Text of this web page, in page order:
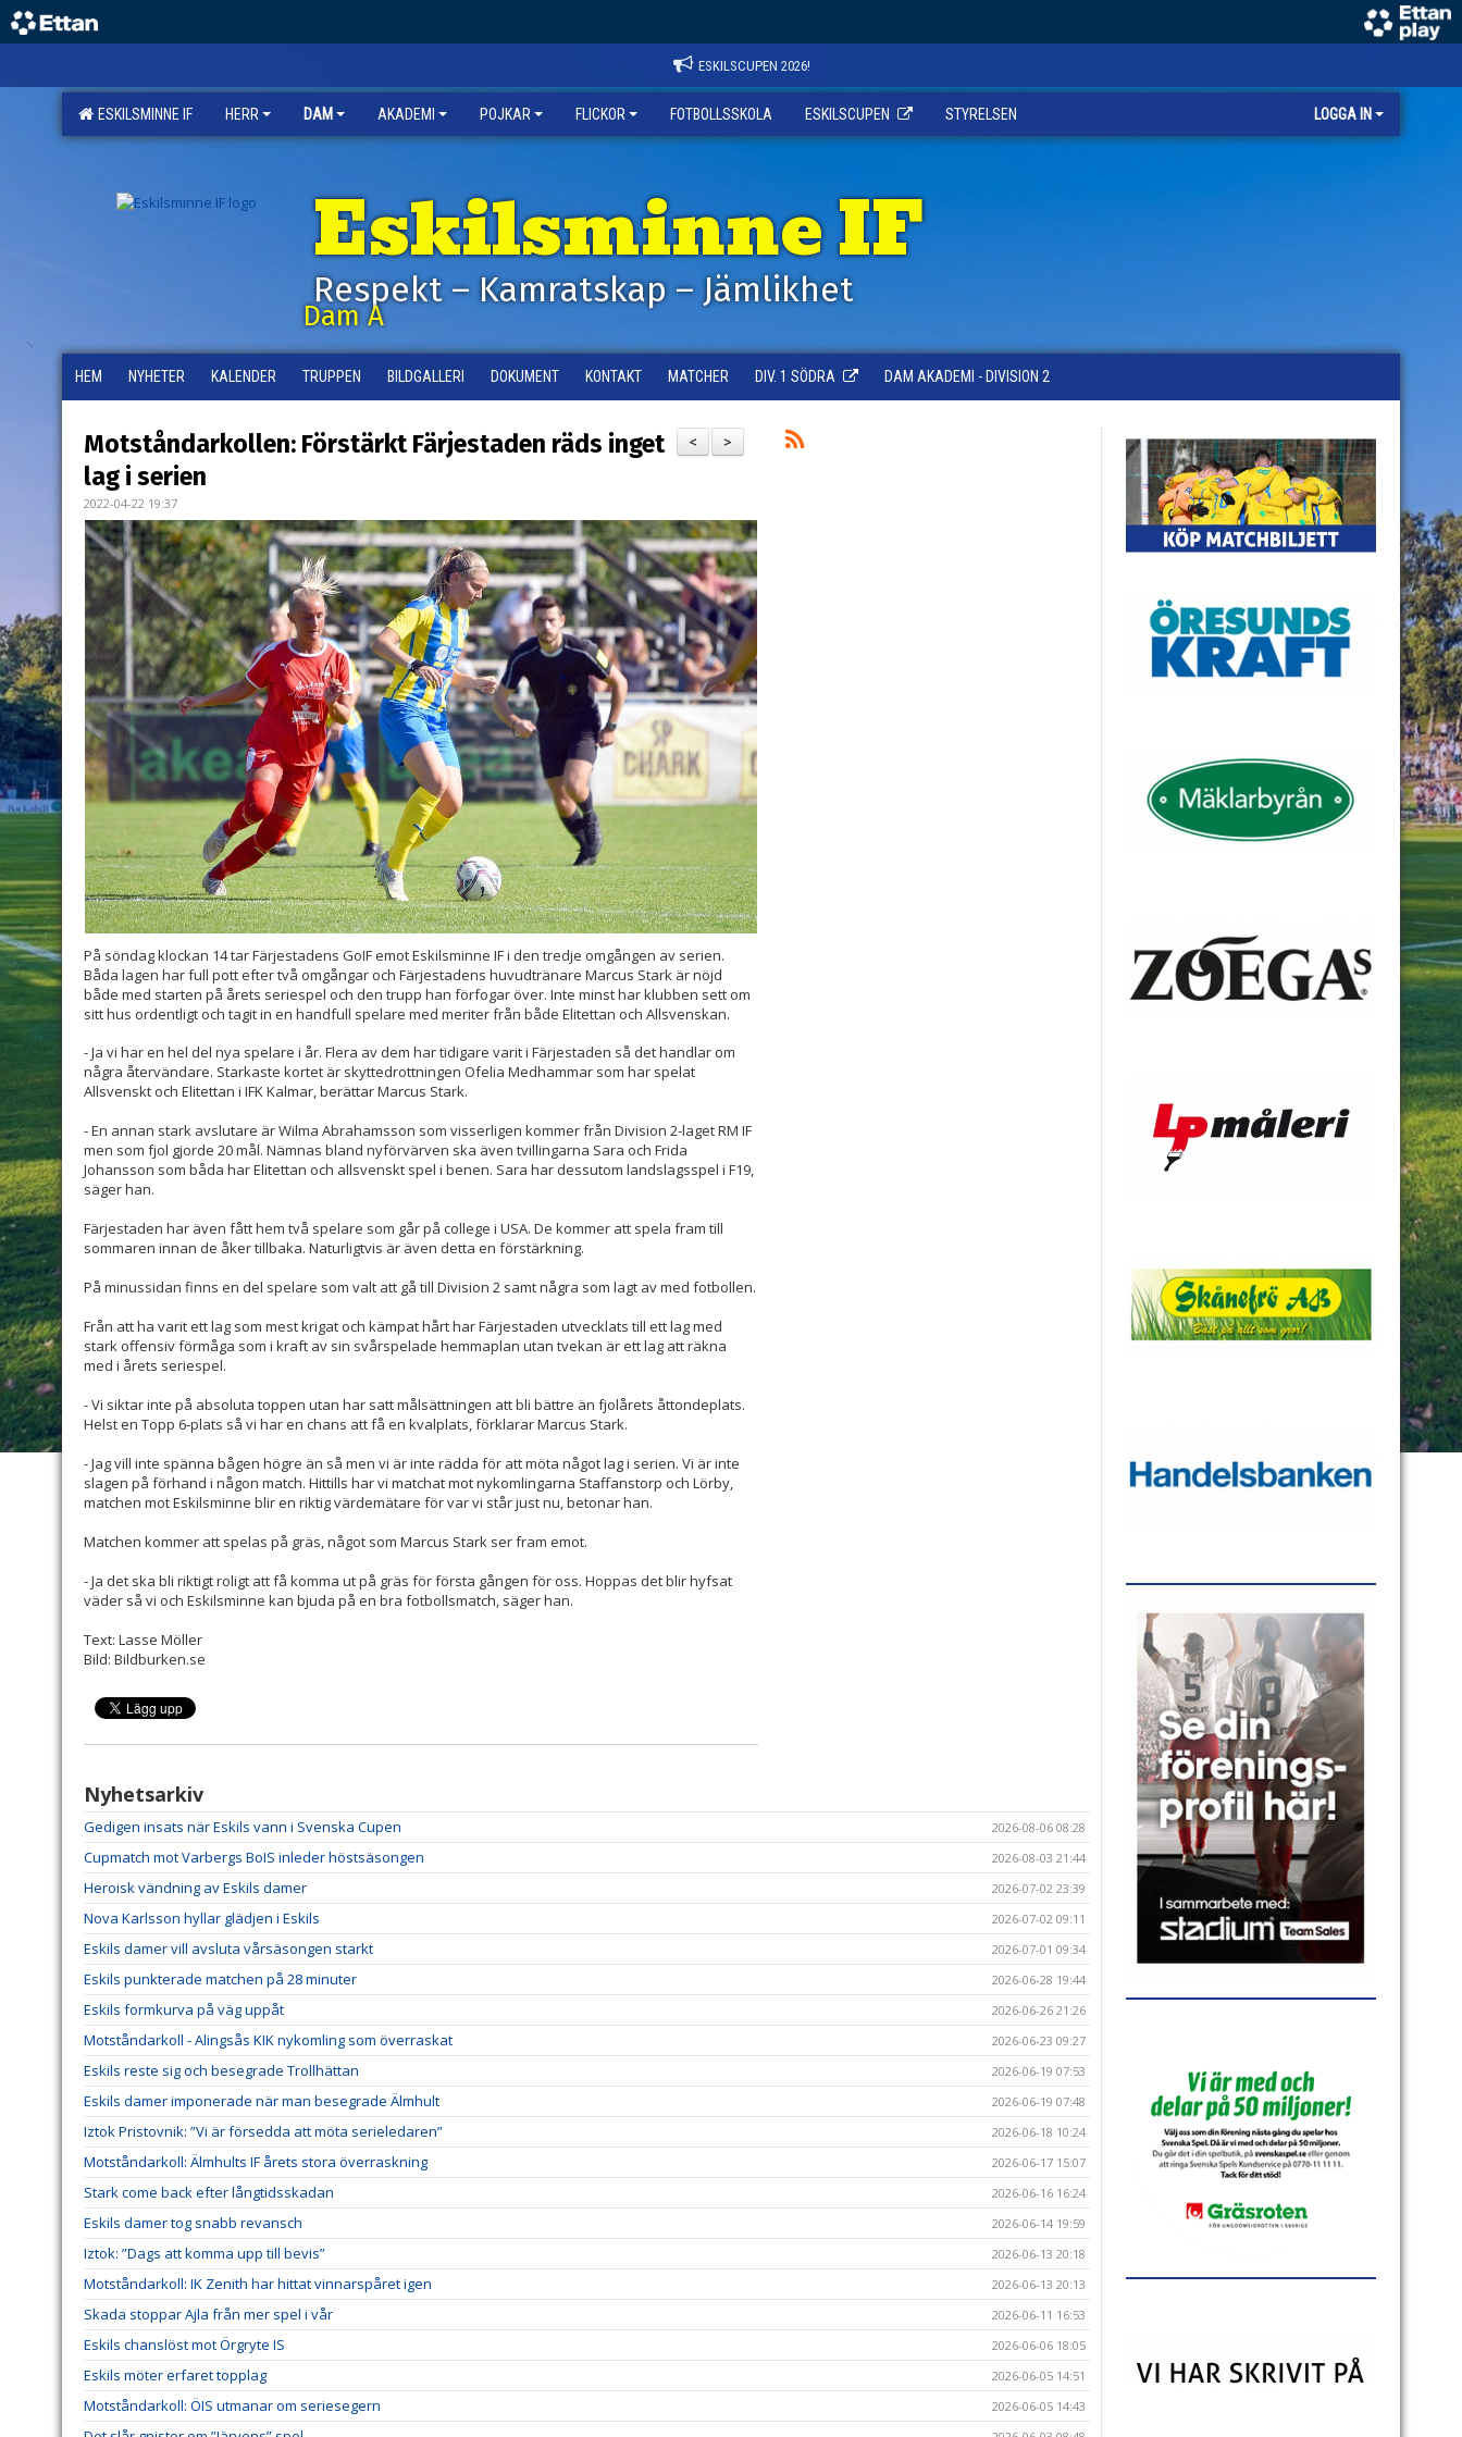
ESKILSCUPEN 2026!
ESKILSMINNE IF HERR DAM AKADEMI POJKAR FLICKOR FOTBOLLSSKOLA ESKILSCUPEN STYRELSEN LOGGA IN
Eskilsminne IF
Respekt – Kamratskap – Jämlikhet
Dam A
HEM NYHETER KALENDER TRUPPEN BILDGALLERI DOKUMENT KONTAKT MATCHER DIV. 1 SÖDRA DAM AKADEMI - DIVISION 2
>
<
Motståndarkollen: Förstärkt Färjestaden räds inget
lag i serien
2022-04-22 19:37
På söndag klockan 14 tar Färjestadens GoIF emot Eskilsminne IF i den tredje omgången av serien.
Båda lagen har full pott efter två omgångar och Färjestadens huvudtränare Marcus Stark är nöjd
både med starten på årets seriespel och den trupp han förfogar över. Inte minst har klubben sett om
sitt hus ordentligt och tagit in en handfull spelare med meriter från både Elitettan och Allsvenskan.
- Ja vi har en hel del nya spelare i år. Flera av dem har tidigare varit i Färjestaden så det handlar om
några återvändare. Starkaste kortet är skyttedrottningen Ofelia Medhammar som har spelat
Allsvenskt och Elitettan i IFK Kalmar, berättar Marcus Stark.
- En annan stark avslutare är Wilma Abrahamsson som visserligen kommer från Division 2-laget RM IF
men som fjol gjorde 20 mål. Nämnas bland nyförvärven ska även tvillingarna Sara och Frida
Johansson som båda har Elitettan och allsvenskt spel i benen. Sara har dessutom landslagsspel i F19,
säger han.
Färjestaden har även fått hem två spelare som går på college i USA. De kommer att spela fram till
sommaren innan de åker tillbaka. Naturligtvis är även detta en förstärkning.
På minussidan finns en del spelare som valt att gå till Division 2 samt några som lagt av med fotbollen.
Från att ha varit ett lag som mest krigat och kämpat hårt har Färjestaden utvecklats till ett lag med
stark offensiv förmåga som i kraft av sin svårspelade hemmaplan utan tvekan är ett lag att räkna
med i årets seriespel.
- Vi siktar inte på absoluta toppen utan har satt målsättningen att bli bättre än fjolårets åttondeplats.
Helst en Topp 6-plats så vi har en chans att få en kvalplats, förklarar Marcus Stark.
- Jag vill inte spänna bågen högre än så men vi är inte rädda för att möta något lag i serien. Vi är inte
slagen på förhand i någon match. Hittills har vi matchat mot nykomlingarna Staffanstorp och Lörby,
matchen mot Eskilsminne blir en riktig värdemätare för var vi står just nu, betonar han.
Matchen kommer att spelas på gräs, något som Marcus Stark ser fram emot.
- Ja det ska bli riktigt roligt att få komma ut på gräs för första gången för oss. Hoppas det blir hyfsat
väder så vi och Eskilsminne kan bjuda på en bra fotbollsmatch, säger han.
Text: Lasse Möller
Bild: Bildburken.se
Nyhetsarkiv
Gedigen insats när Eskils vann i Svenska Cupen 2026-08-06 08:28
Cupmatch mot Varbergs BoIS inleder höstsäsongen 2026-08-03 21:44
Heroisk vändning av Eskils damer 2026-07-02 23:39
Nova Karlsson hyllar glädjen i Eskils 2026-07-02 09:11
Eskils damer vill avsluta vårsäsongen starkt 2026-07-01 09:34
Eskils punkterade matchen på 28 minuter 2026-06-28 19:44
Eskils formkurva på väg uppåt 2026-06-26 21:26
Motståndarkoll - Alingsås KIK nykomling som överraskat 2026-06-23 09:27
Eskils reste sig och besegrade Trollhättan 2026-06-19 07:53
Eskils damer imponerade när man besegrade Älmhult 2026-06-19 07:48
Iztok Pristovnik: ”Vi är försedda att möta serieledaren” 2026-06-18 10:24
Motståndarkoll: Älmhults IF årets stora överraskning 2026-06-17 15:07
Stark come back efter långtidsskadan 2026-06-16 16:24
Eskils damer tog snabb revansch 2026-06-14 19:59
Iztok: ”Dags att komma upp till bevis” 2026-06-13 20:18
Motståndarkoll: IK Zenith har hittat vinnarspåret igen 2026-06-13 20:13
Skada stoppar Ajla från mer spel i vår 2026-06-11 16:53
Eskils chanslöst mot Örgryte IS 2026-06-06 18:05
Eskils möter erfaret topplag 2026-06-05 14:51
Motståndarkoll: ÖIS utmanar om seriesegern 2026-06-05 14:43